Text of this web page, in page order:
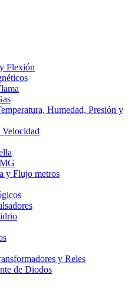
Flexión
Humedad, Presión y
Velocidad
y Flujo metros
y Reles
de Diodos